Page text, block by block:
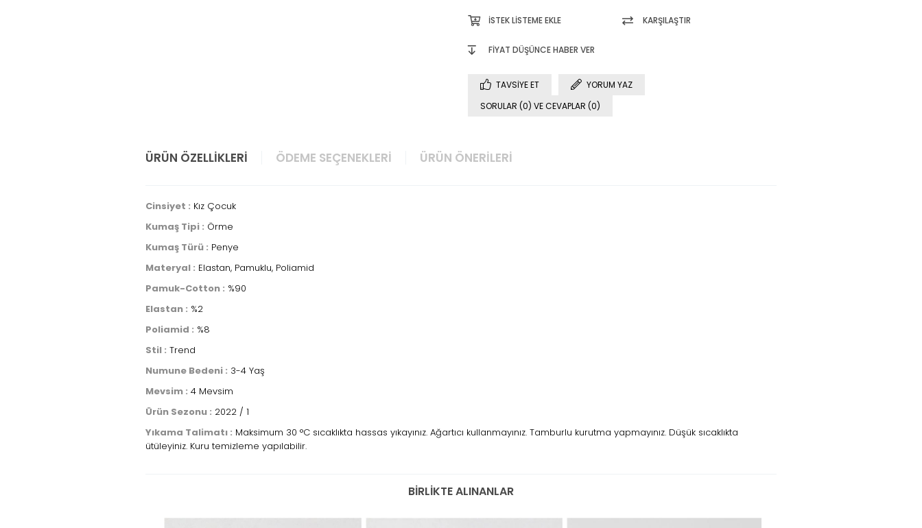
İSTEK LISTEME EKLE KARŞILAŞTIR
FIYAT DÜŞÜNCE HABER VER
TAVSIYE ET
YORUM YAZ
SORULAR (0) VE CEVAPLAR (0)
ÜRÜN ÖZELLIKLERI ÖDEME SEÇENEKLERI ÜRÜN ÖNERILERI
Cinsiyet : Kız Çocuk
Kumaş Tipi : Örme
Kumaş Türü : Penye
Materyal : Elastan, Pamuklu, Poliamid
Pamuk-Cotton : %90
Elastan : %2
Poliamid : %8
Stil : Trend
Numune Bedeni : 3-4 Yaş
Mevsim : 4 Mevsim
Ürün Sezonu : 2022 / 1
Yıkama Talimatı : Maksimum 30 °C sıcaklıkta hassas yıkayınız. Ağartıcı kullanmayınız. Tamburlu kurutma yapmayınız. Düşük sıcaklıkta
ütüleyiniz. Kuru temizleme yapılabilir.